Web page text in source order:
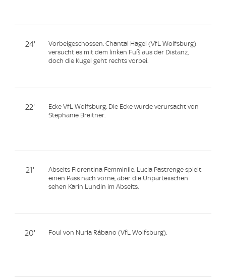
24'
Vorbeigeschossen. Chantal Hagel (VfL Wolfsburg)
versucht es mit dem linken Fuß aus der Distanz,
doch die Kugel geht rechts vorbei.
22'
Ecke VfL Wolfsburg. Die Ecke wurde verursacht von
Stephanie Breitner.
21'
Abseits Fiorentina Femminile. Lucia Pastrenge spielt
einen Pass nach vorne, aber die Unparteiischen
sehen Karin Lundin im Abseits.
20' Foul von Nuria Rábano (VfL Wolfsburg).